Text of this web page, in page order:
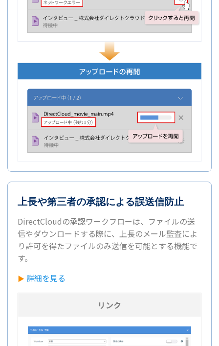
上長や第三者の承認による誤送信防止
DirectCloudの承認ワークフローは、ファイルの送
信やダウンロードする際に、上長のメール監査によ
り許可を得たファイルのみ送信を可能とする機能で
す。
▶ 詳細を見る
リンク